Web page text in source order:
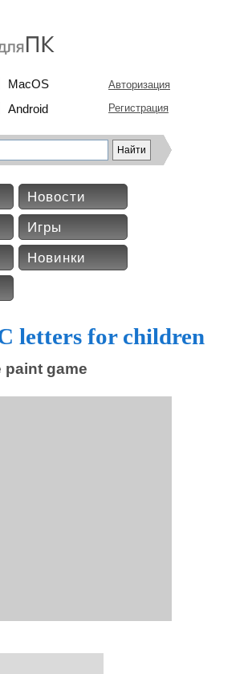
MacOS
Android
Авторизация
Регистрация
Новости
Игры
Новинки
letters for children
paint game